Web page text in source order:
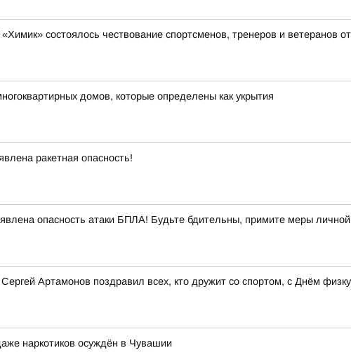
состоялось чествование спортсменов, тренеров и ветеранов
домов, которые определены как укрытия
ракетная опасность!
опасность атаки БПЛА! Будьте бдительны, примите меры личной
Артамонов поздравил всех, кто дружит со спортом, с Днём
наркотиков осуждён в Чувашии